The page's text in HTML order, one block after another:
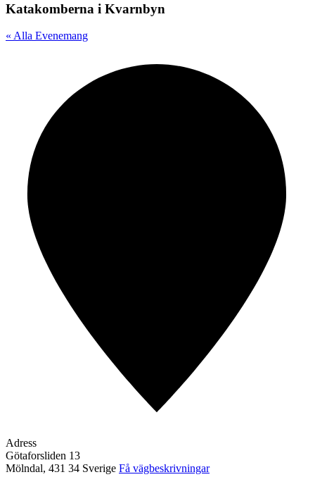
Katakomberna i Kvarnbyn
« Alla Evenemang
Adress
Götaforsliden 13
Mölndal, 431 34 Sverige Få vägbeskrivningar